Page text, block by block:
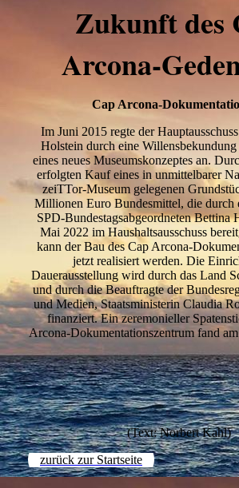
Zukunft des
Arcona-
Cap Arcona-
Im Juni 2015 regte der
Holstein durch eine
eines neues Museumskonzeptes an.
erfolgten Kauf eines in unmittelbarer
zeiTTor-Museum gelegenen
Millionen Euro Bundesmittel, die durch
SPD-Bundestagsabgeordneten Bettina
Mai 2022 im Haushaltsausschuss
kann der Bau des Cap Arcona-
jetzt realisiert werden. Die
Dauerausstellung wird durch das Land
und durch die Beauftragte der
und Medien, Staatsministerin Claudia
finanziert. Ein zeremonieller
Arcona-Dokumentationszentrum fand
(Text: Norbert Kahl)
zurück zur Startseite